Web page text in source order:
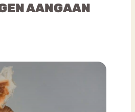
AANGAAN